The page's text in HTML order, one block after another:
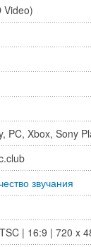
Video)
PC, Xbox, Sony
звучания
| 16:9 | 720 x